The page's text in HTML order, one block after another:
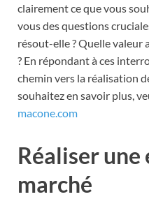
clairement ce que vous
vous des questions
résout-elle ? Quelle
? En répondant à ces
chemin vers la réalisation
souhaitez en savoir plus,
macone.com
Réaliser une
marché